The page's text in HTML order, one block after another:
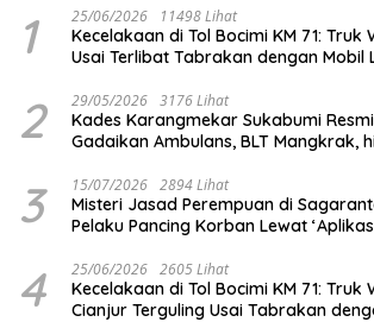
1 25/06/2026 11498 Lihat
Kecelakaan di Tol Bocimi KM 71: Truk
Usai Terlibat Tabrakan dengan Mobil
2 29/05/2026 3176 Lihat
Kades Karangmekar Sukabumi
Gadaikan Ambulans, BLT Mangkrak,
3 15/07/2026 2894 Lihat
Misteri Jasad Perempuan di
Pelaku Pancing Korban Lewat
4 25/06/2026 2605 Lihat
Kecelakaan di Tol Bocimi KM 71: Truk
Cianjur Terguling Usai Tabrakan